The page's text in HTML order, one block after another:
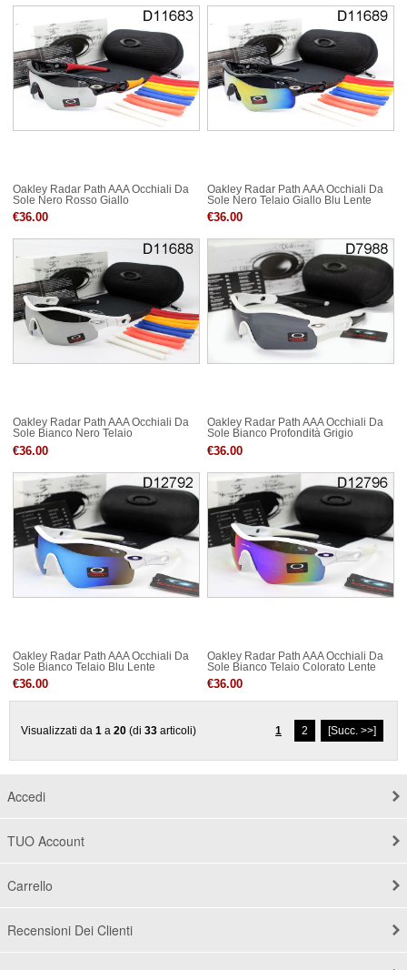
Oakley Radar Path AAA Occhiali Da
Sole Nero Rosso Giallo
€36.00
Oakley Radar Path AAA Occhiali Da
Sole Nero Telaio Giallo Blu Lente
€36.00
Oakley Radar Path AAA Occhiali Da
Sole Bianco Nero Telaio
€36.00
Oakley Radar Path AAA Occhiali Da
Sole Bianco Profondità Grigio
€36.00
Oakley Radar Path AAA Occhiali Da
Sole Bianco Telaio Blu Lente
€36.00
Oakley Radar Path AAA Occhiali Da
Sole Bianco Telaio Colorato Lente
€36.00
Visualizzati da 1 a 20 (di 33 articoli) 1 2 [Succ. >>]
Accedi
TUO Account
Carrello
Recensioni Dei Clienti